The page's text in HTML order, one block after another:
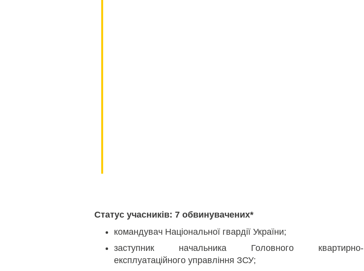
Статус учасників: 7 обвинувачених*
командувач Національної гвардії України;
заступник начальника Головного квартирно-
експлуатаційного управління ЗСУ;